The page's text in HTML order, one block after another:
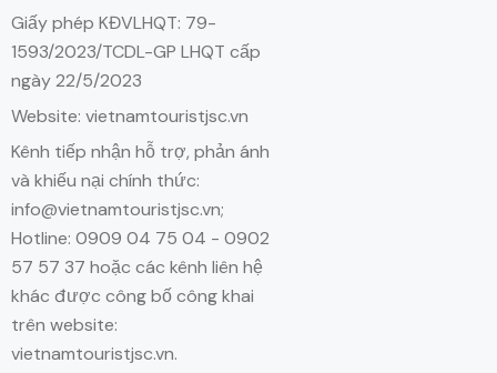
Giấy phép KĐVLHQT: 79-
1593/2023/TCDL-GP LHQT cấp
ngày 22/5/2023
Website: vietnamtouristjsc.vn
Kênh tiếp nhận hỗ trợ, phản ánh
và khiếu nại chính thức:
info@vietnamtouristjsc.vn;
Hotline: 0909 04 75 04 - 0902
57 57 37 hoặc các kênh liên hệ
khác được công bố công khai
trên website:
vietnamtouristjsc.vn.